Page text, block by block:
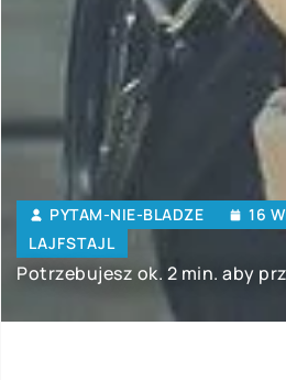
PYTAM-NIE-BLADZE
16
LAJFSTAJL
Potrzebujesz ok. 2 min. aby